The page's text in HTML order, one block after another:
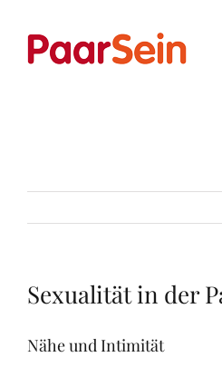
Inhalt
Sexualität in der
Nähe und Intimität